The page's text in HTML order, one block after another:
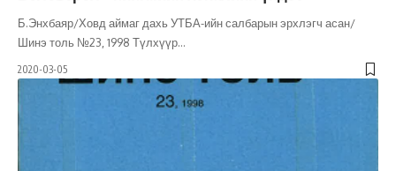
Б.Энхбаяр/Ховд аймаг дахь УТБА-ийн салбарын эрхлэгч асан/
Шинэ толь №23, 1998 Түлхүүр…
2020-03-05